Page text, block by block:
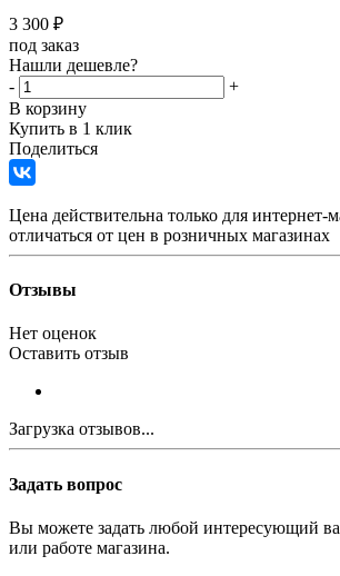
3 300 ₽
под заказ
Нашли дешевле?
-
+
В корзину
Купить в 1 клик
Поделиться
Цена действительна только для интернет-
отличаться от цен в розничных магазинах
Отзывы
Нет оценок
Оставить отзыв
Загрузка отзывов...
Задать вопрос
Вы можете задать любой интересующий
или работе магазина.